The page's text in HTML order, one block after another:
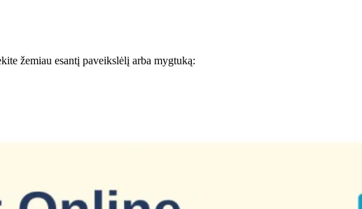
žemiau esantį paveikslėlį arba mygtuką: